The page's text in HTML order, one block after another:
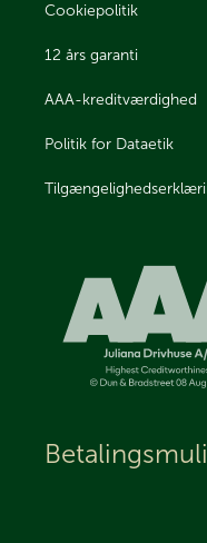
Cookiepolitik
12 års garanti
AAA-kreditværdighed
Politik for Dataetik